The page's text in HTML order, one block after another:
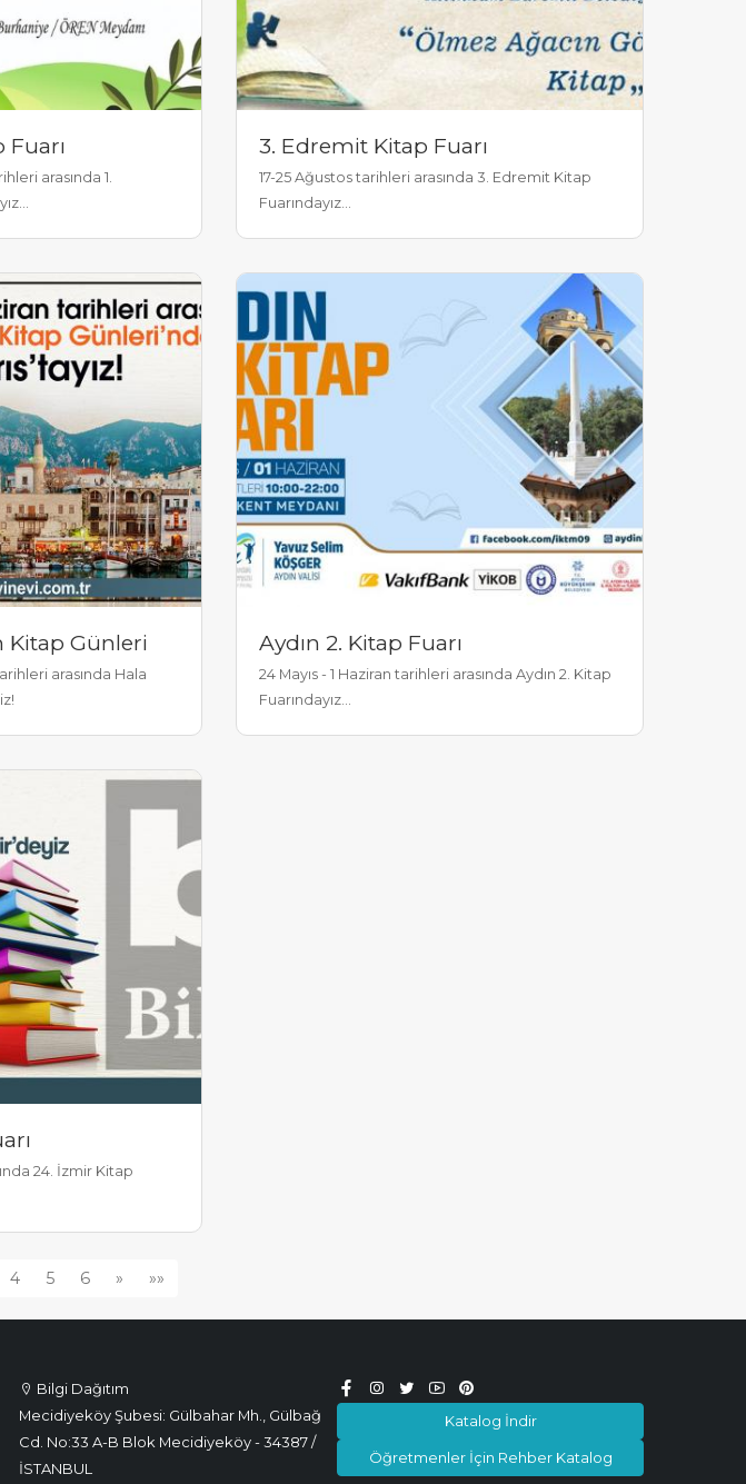
arasında 1.
3. Edremit Kitap Fuarı
17-25 Ağustos tarihleri arasında 3. Edremit Kitap
Fuarındayız...
Kitap Günleri
arasında Hala
Aydın 2. Kitap Fuarı
24 Mayıs - 1 Haziran tarihleri arasında Aydın 2. Kitap
Fuarındayız...
24. İzmir Kitap
4 5 6 » »»
Bilgi Dağıtım
Mecidiyeköy Şubesi: Gülbahar Mh., Gülbağ
Cd. No:33 A-B Blok Mecidiyeköy - 34387 /
İSTANBUL
Katalog İndir
Öğretmenler İçin Rehber Katalog